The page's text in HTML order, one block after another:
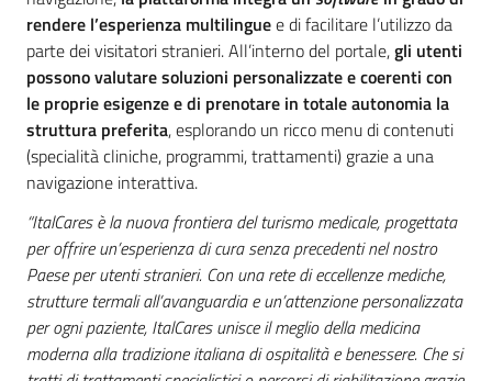
rendere l’esperienza multilinguee di facilitare l’utilizzo da
parte dei visitatori stranieri. All’interno del portale,gli utenti
possono valutare soluzioni personalizzate e coerenti con
le proprie esigenze e di prenotare in totale autonomia la
struttura preferita, esplorando un ricco menu di contenuti
(specialità cliniche, programmi, trattamenti) grazie a una
navigazione interattiva.
“ItalCares è la nuova frontiera del turismo medicale, progettata
per offrire un’esperienza di cura senza precedenti nel nostro
Paese per utenti stranieri. Con una rete di eccellenze mediche,
strutture termali all’avanguardia e un’attenzione personalizzata
per ogni paziente, ItalCares unisce il meglio della medicina
moderna alla tradizione italiana di ospitalità e benessere. Che si